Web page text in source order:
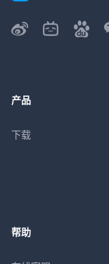
产品
下载
帮助